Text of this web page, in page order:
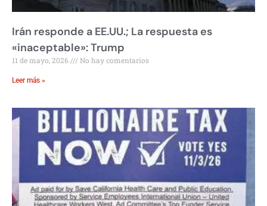
Irán responde a EE.UU.; La respuesta es
«inaceptable»: Trump
11 de mayo, 2026 No hay comentarios
Leer más »